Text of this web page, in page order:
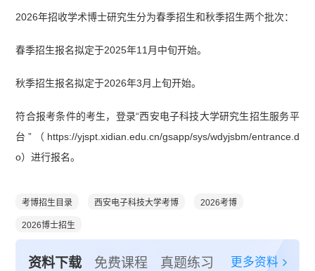
2026年招收学术博士研究生分为春季招生和秋季招生两个批次：
春季招生报名拟定于2025年11月中旬开始。
秋季招生报名拟定于2026年3月上旬开始。
符合报考条件的考生，登录“西安电子科技大学研究生招生服务平
台”（https://yjspt.xidian.edu.cn/gsapp/sys/wdyjsbm/entrance.d
o）进行报名。
考博招生目录 西安电子科技大学考博 2026考博
2026博士招生
资料下载 免费课程 真题练习 更多资料